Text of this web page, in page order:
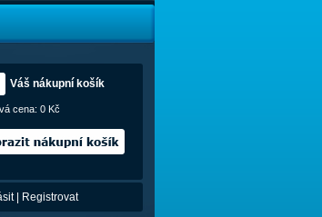
Váš nákupní košík
cena: 0 Kč
| Registrovat